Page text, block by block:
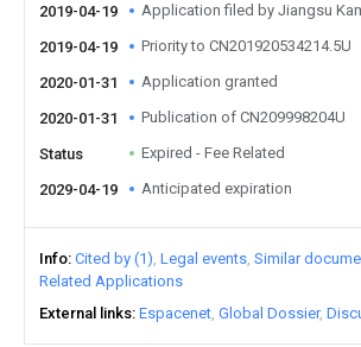
2019-04-19 Application filed by Jiangsu
2019-04-19 Priority to CN201920534214.5U
2020-01-31 Application granted
2020-01-31 Publication of CN209998204U
Status Expired - Fee Related
2029-04-19 Anticipated expiration
Info Cited by (1) Legal events Similar
Related Applications
External links Espacenet Global Dossier